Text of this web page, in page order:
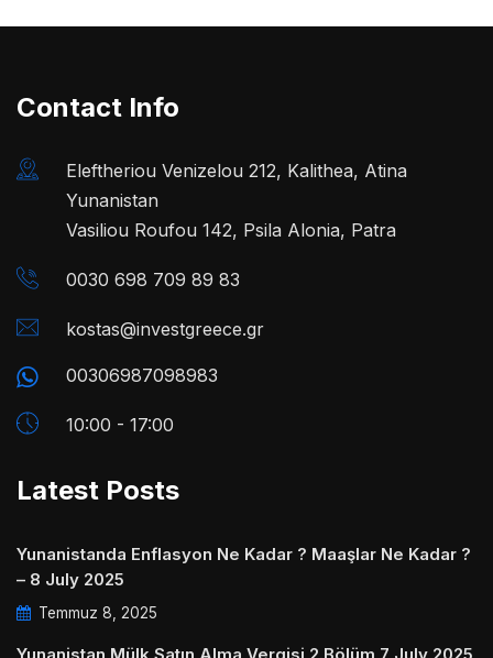
Contact Info
Eleftheriou Venizelou 212, Kalithea, Atina
Yunanistan
Vasiliou Roufou 142, Psila Alonia, Patra
0030 698 709 89 83
kostas@investgreece.gr
00306987098983
10:00 - 17:00
Latest Posts
Yunanistanda Enflasyon Ne Kadar ? Maaşlar Ne Kadar ?
– 8 July 2025
Temmuz 8, 2025